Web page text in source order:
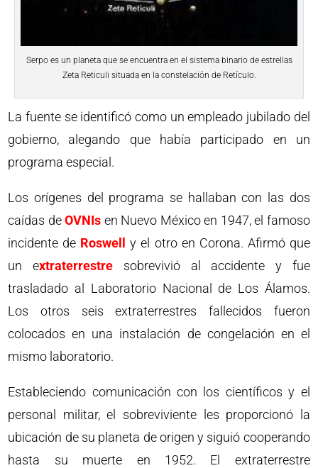
Serpo es un planeta que se encuentra en el sistema binario de estrellas
Zeta Reticuli situada en la constelación de Retículo.
La fuente se identificó como un empleado jubilado del
gobierno, alegando que había participado en un
programa especial.
Los orígenes del programa se hallaban con las dos
caídas deOVNIs en Nuevo México en 1947, el famoso
incidente de Roswell
y el otro en Corona. Afirmó que
un extraterrestresobrevivió al accidente y fue
trasladado al Laboratorio Nacional de Los Álamos.
Los otros seis extraterrestres fallecidos fueron
colocados en una instalación de congelación en el
mismo laboratorio.
Estableciendo comunicación con los científicos y el
personal militar, el sobreviviente les proporcionó la
ubicación de su planeta de origen y siguió cooperando
hasta su muerte en 1952. El extraterrestre